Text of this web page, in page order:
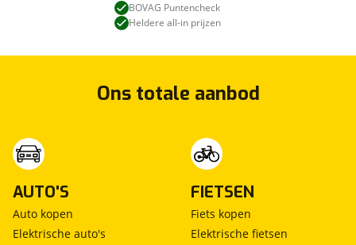
BOVAG Puntencheck
Heldere all-in prijzen
Ons totale aanbod
AUTO'S
Auto kopen
Elektrische auto's
FIETSEN
Fiets kopen
Elektrische fietsen